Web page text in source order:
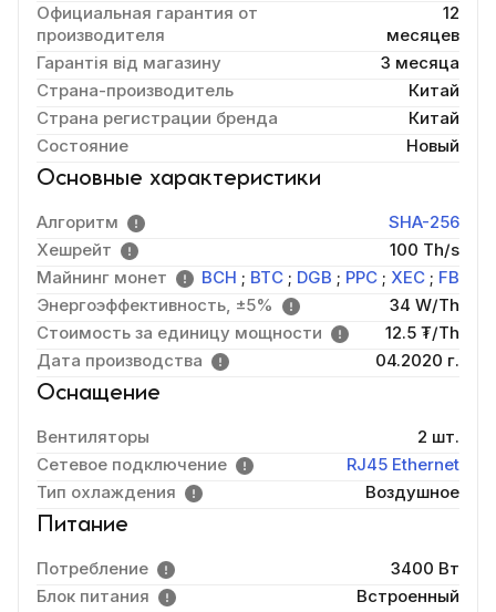
Официальная гарантия от
производителя
12
месяцев
Гарантія від магазину
3 месяца
Страна-производитель
Китай
Страна регистрации бренда
Китай
Состояние
Новый
Основные характеристики
Алгоритм
SHA-256
Хешрейт
100 Th/s
Майнинг монет
BCH ; BTC ; DGB ; PPC ; XEC ; FB
Энергоэффективность, ±5%
34 W/Th
Стоимость за единицу мощности
12.5 ₮/Th
Дата производства
04.2020 г.
Оснащение
Вентиляторы
2 шт.
Сетевое подключение
RJ45 Ethernet
Тип охлаждения
Воздушное
Питание
Потребление
3400 Вт
Блок питания
Встроенный